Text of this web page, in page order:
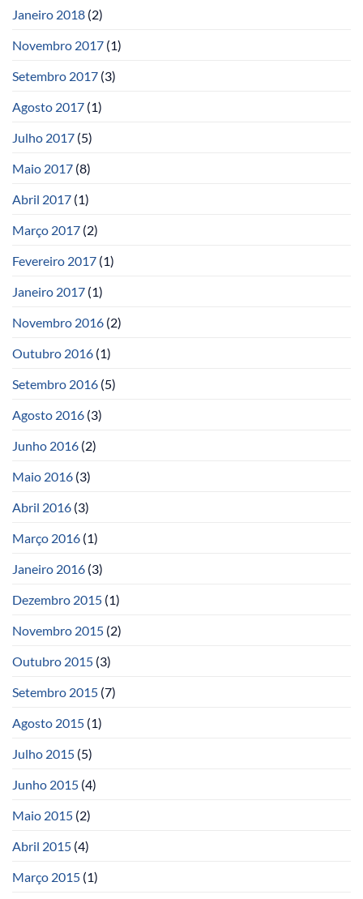
Janeiro 2018 (2)
Novembro 2017 (1)
Setembro 2017 (3)
Agosto 2017 (1)
Julho 2017 (5)
Maio 2017 (8)
Abril 2017 (1)
Março 2017 (2)
Fevereiro 2017 (1)
Janeiro 2017 (1)
Novembro 2016 (2)
Outubro 2016 (1)
Setembro 2016 (5)
Agosto 2016 (3)
Junho 2016 (2)
Maio 2016 (3)
Abril 2016 (3)
Março 2016 (1)
Janeiro 2016 (3)
Dezembro 2015 (1)
Novembro 2015 (2)
Outubro 2015 (3)
Setembro 2015 (7)
Agosto 2015 (1)
Julho 2015 (5)
Junho 2015 (4)
Maio 2015 (2)
Abril 2015 (4)
Março 2015 (1)